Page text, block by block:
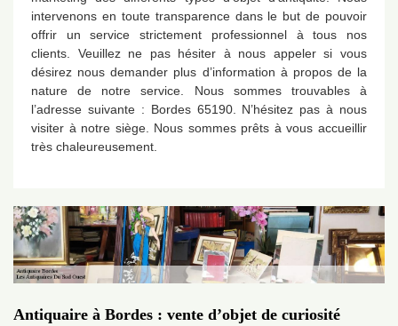
intervenons en toute transparence dans le but de pouvoir
offrir un service strictement professionnel à tous nos
clients. Veuillez ne pas hésiter à nous appeler si vous
désirez nous demander plus d’information à propos de la
nature de notre service. Nous sommes trouvables à
l’adresse suivante : Bordes 65190. N’hésitez pas à nous
visiter à notre siège. Nous sommes prêts à vous accueillir
très chaleureusement.
Antiquaire à Bordes : vente d’objet de curiosité